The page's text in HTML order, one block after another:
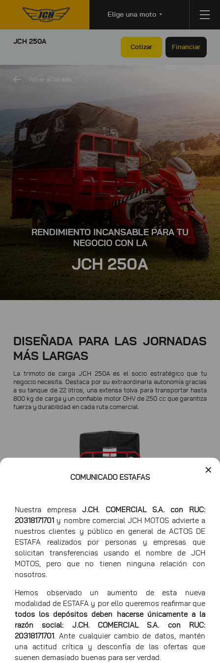
Elige una moto
✕
COMUNICADO ESTAFAS
Nuestra empresaJ.CH. COMERCIAL S.A. con RUC:
20318171701 y nombre comercial JCH MOTOS advierte a
nuestros clientes y público en general de ACTOS DE
ESTAFA realizados por personas y empresas que
solicitan transferencias usando el nombre de JCH
MOTOS, pero que no tienen ninguna relación con
nosotros.
Hemos observado un aumento de esta nueva
modalidad de ESTAFA y por ello queremos reafirmar que
todos los depósitos deben hacerse únicamente a la
razón social: J.CH. COMERCIAL S.A. con RUC:
20318171701 . Ante cualquier cambio de datos, mantén
una actitud crítica y desconfía de las ofertas que
suenen demasiado buenas para ser verdad.
JCH 250A
Cotizar Financiar
Volver al listado
RENDIMIENTO INCANSABLE PARA TU
NEGOCIO CON LA
JCH 250A
DISEÑADA PARA LAS JORNADAS
MÁS LARGAS
La trimoto de carga JCH 250A es el socio estratégico que tu
negocio necesita. Destaca por su extraordinaria autonomía gracias
a su tanque de 22 litros, una extensa tolva para transportar hasta
800 kg de carga y un confiable motor OHV de 250 cc que garantiza
fuerza y durabilidad en cada ruta comercial.
Largo 395 cm
Ancho
Alto 158 cm